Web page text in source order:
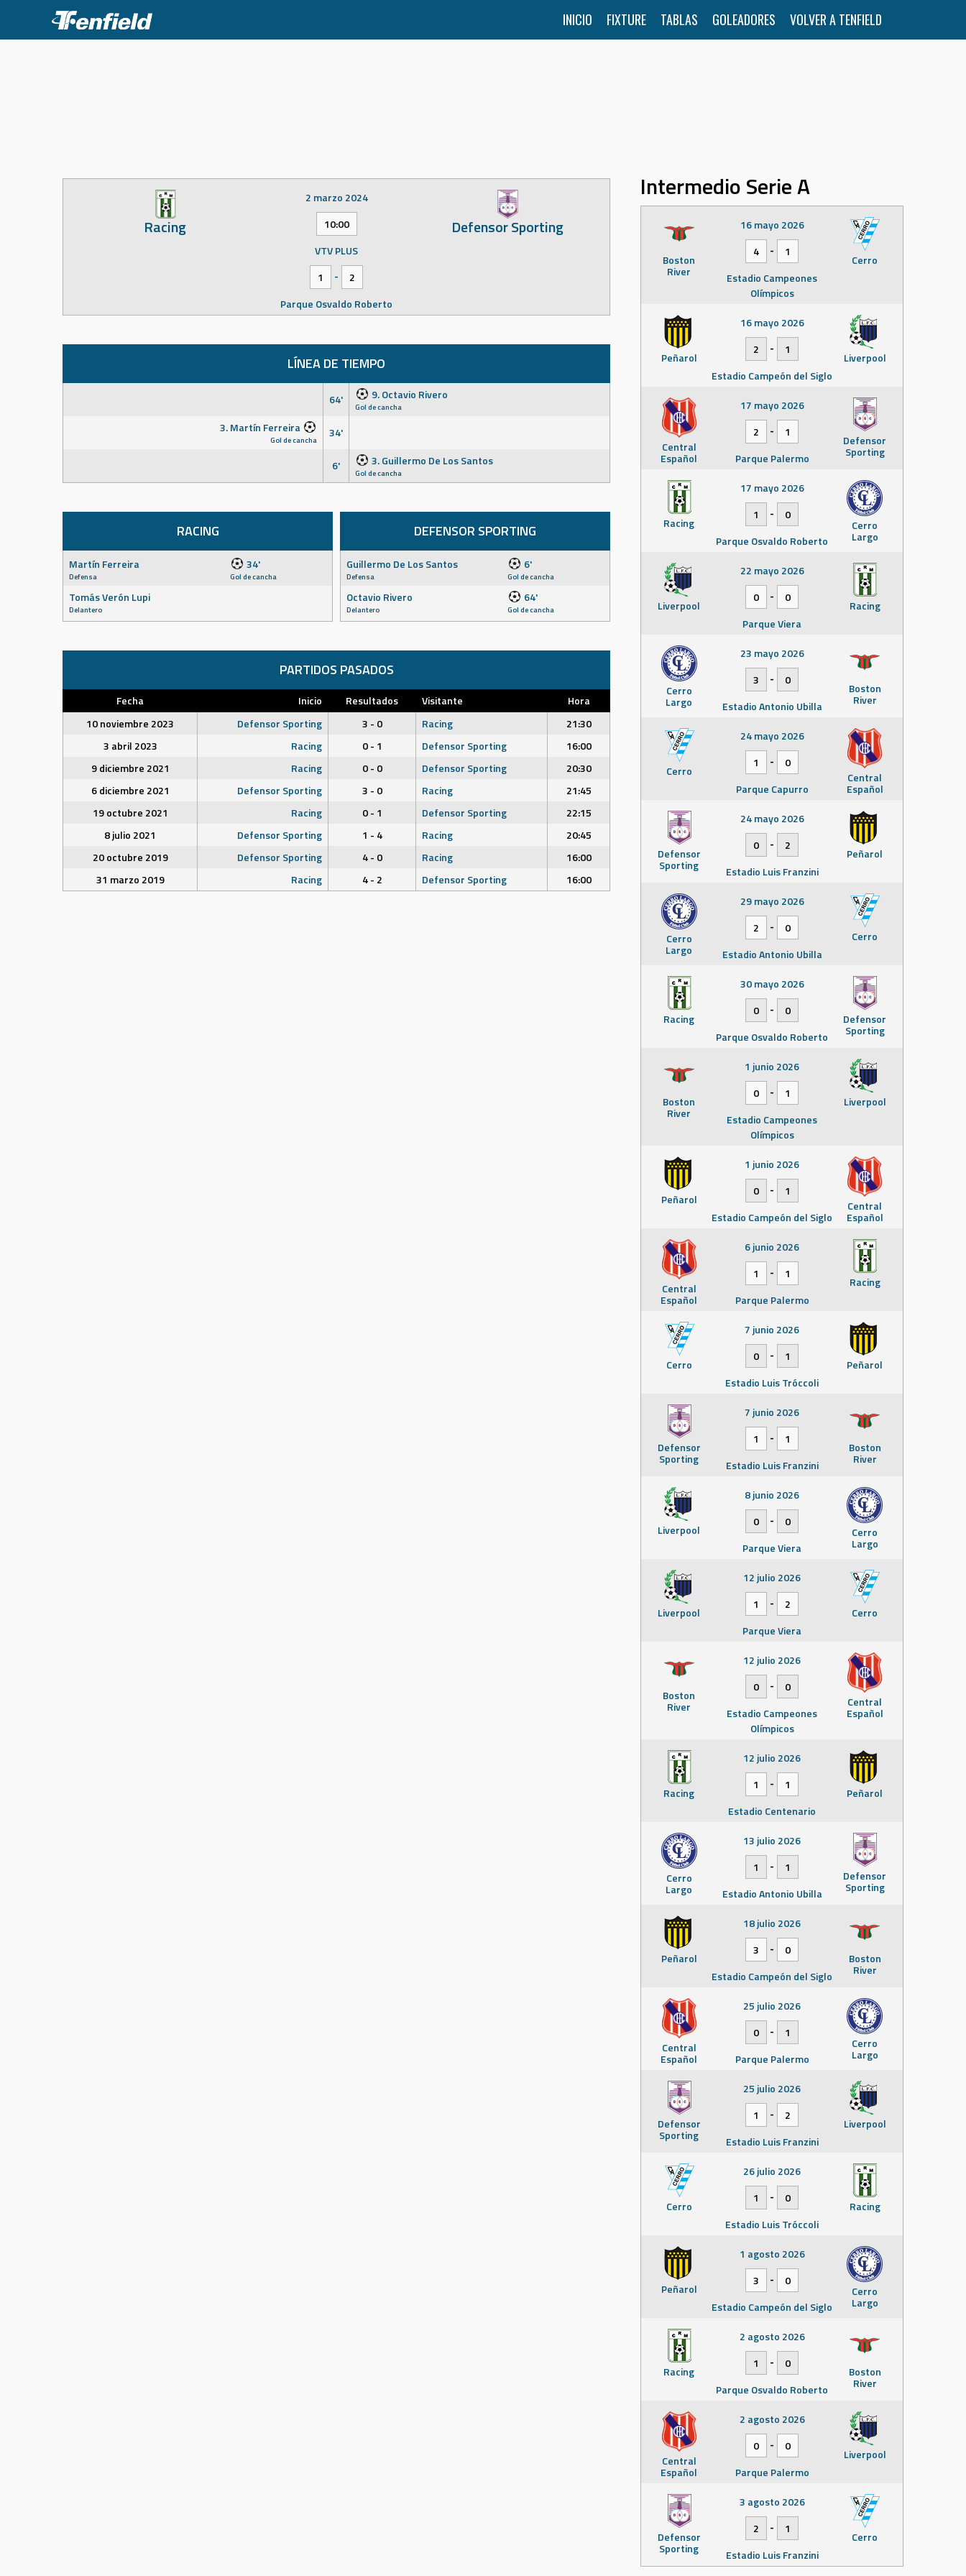
content
INICIO FIXTURE TABLAS GOLEADORES VOLVER A TENFIELD
Racing Defensor Sporting
2 marzo 2024
10:00
VTV PLUS
1
-
2
Parque Osvaldo Roberto
LÍNEA DE TIEMPO
64' 9. Octavio Rivero
Gol de cancha
3. Martín Ferreira
Gol de cancha 34'
6' 3. Guillermo De Los Santos
Gol de cancha
RACING
Martín Ferreira
Defensa
34'
Gol de cancha
Tomás Verón Lupi
Delantero
DEFENSOR SPORTING
Guillermo De Los Santos
Defensa
6'
Gol de cancha
Octavio Rivero
Delantero
64'
Gol de cancha
PARTIDOS PASADOS
Fecha Inicio Resultados Visitante
Hora
10 noviembre 2023
Defensor Sporting 3 - 0 Racing
21:30
3 abril 2023
Racing 0 - 1 Defensor Sporting
16:00
9 diciembre 2021
Racing 0 - 0 Defensor Sporting
20:30
6 diciembre 2021
Defensor Sporting 3 - 0 Racing
21:45
19 octubre 2021
Racing 0 - 1 Defensor Sporting
22:15
8 julio 2021
Defensor Sporting 1 - 4 Racing
20:45
20 octubre 2019
Defensor Sporting 4 - 0 Racing
16:00
31 marzo 2019
Racing 4 - 2 Defensor Sporting 16:00
Intermedio Serie A
Boston
River
Cerro
16 mayo 2026
4
-
1
Estadio Campeones
Olímpicos
Peñarol Liverpool
16 mayo 2026
2
-
1
Estadio Campeón del Siglo
Central
Español
Defensor
Sporting
17 mayo 2026
2
-
1
Parque Palermo
Racing Cerro
Largo
17 mayo 2026
1
-
0
Parque Osvaldo Roberto
Liverpool Racing
22 mayo 2026
0
-
0
Parque Viera
Cerro
Largo
Boston
River
23 mayo 2026
3
-
0
Estadio Antonio Ubilla
Cerro Central
Español
24 mayo 2026
1
-
0
Parque Capurro
Defensor
Sporting
Peñarol
24 mayo 2026
0
-
2
Estadio Luis Franzini
Cerro
Largo
Cerro
29 mayo 2026
2
-
0
Estadio Antonio Ubilla
Racing Defensor
Sporting
30 mayo 2026
0
-
0
Parque Osvaldo Roberto
Boston
River
Liverpool
1 junio 2026
0
-
1
Estadio Campeones
Olímpicos
Peñarol Central
Español
1 junio 2026
0
-
1
Estadio Campeón del Siglo
Central
Español
Racing
6 junio 2026
1
-
1
Parque Palermo
Cerro Peñarol
7 junio 2026
0
-
1
Estadio Luis Tróccoli
Defensor
Sporting
Boston
River
7 junio 2026
1
-
1
Estadio Luis Franzini
Liverpool Cerro
Largo
8 junio 2026
0
-
0
Parque Viera
Liverpool Cerro
12 julio 2026
1
-
2
Parque Viera
Boston
River Central
Español
12 julio 2026
0
-
0
Estadio Campeones
Olímpicos
Racing Peñarol
12 julio 2026
1
-
1
Estadio Centenario
Cerro
Largo
Defensor
Sporting
13 julio 2026
1
-
1
Estadio Antonio Ubilla
Peñarol Boston
River
18 julio 2026
3
-
0
Estadio Campeón del Siglo
Central
Español
Cerro
Largo
25 julio 2026
0
-
1
Parque Palermo
Defensor
Sporting
Liverpool
25 julio 2026
1
-
2
Estadio Luis Franzini
Cerro Racing
26 julio 2026
1
-
0
Estadio Luis Tróccoli
Peñarol Cerro
Largo
1 agosto 2026
3
-
0
Estadio Campeón del Siglo
Racing Boston
River
2 agosto 2026
1
-
0
Parque Osvaldo Roberto
Central
Español
Liverpool
2 agosto 2026
0
-
0
Parque Palermo
Defensor
Sporting
Cerro
3 agosto 2026
2
-
1
Estadio Luis Franzini